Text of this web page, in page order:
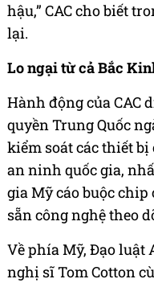
hậu,” CAC cho biết
lại.
Lo ngại từ cả Bắc
Hành động của CAC
quyền Trung Quốc
kiểm soát các thiết
an ninh quốc gia,
gia Mỹ cáo buộc
sẵn công nghệ theo
Về phía Mỹ, Đạo
nghị sĩ Tom Cotton